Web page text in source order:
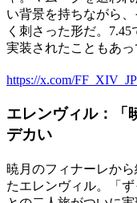
い背景を持ちながら
く刺さった形だ。
実装されたこともあっ
https://x.com/
エレンヴィル：「
デカい
暁月のフィナーレか
たエレンヴィル。「